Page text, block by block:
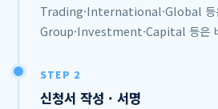
Trading·International·Global 등
Group·Investment·Capital 등은
STEP 2
신청서 작성 · 서명